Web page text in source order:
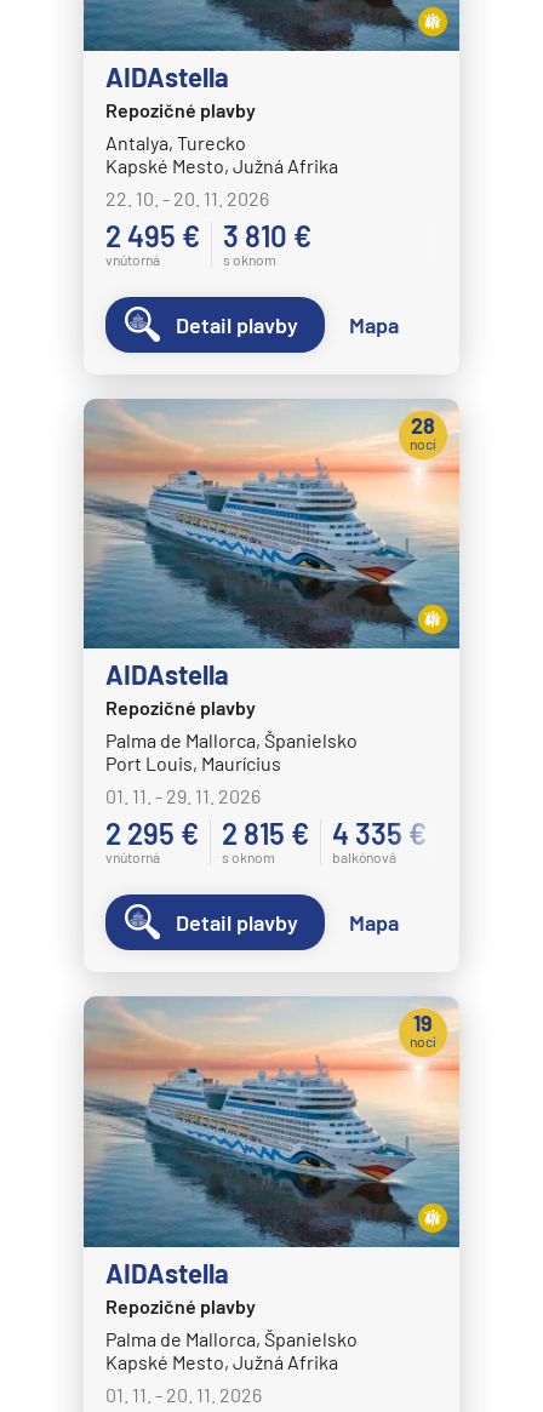
AIDAstella
Repozičné plavby
Antalya, Turecko
Kapské Mesto, Južná Afrika
22. 10. - 20. 11. 2026
2 495 €
vnútorná
3 810 €
s oknom
Detail plavby Mapa
AIDAstella
Repozičné plavby
Palma de Mallorca, Španielsko
Port Louis, Maurícius
01. 11. - 29. 11. 2026
2 295 €
vnútorná
2 815 €
s oknom
4 335 €
balkónová
28
nocí
Detail plavby Mapa
AIDAstella
Repozičné plavby
Palma de Mallorca, Španielsko
Kapské Mesto, Južná Afrika
01. 11. - 20. 11. 2026
19
nocí